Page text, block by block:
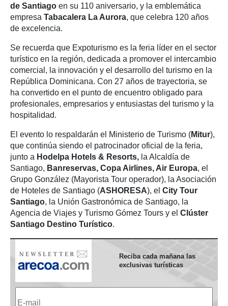
de Santiago en su 110 aniversario, y la emblemática
empresa Tabacalera La Aurora, que celebra 120 años
de excelencia.
Se recuerda que Expoturismo es la feria líder en el sector
turístico en la región, dedicada a promover el intercambio
comercial, la innovación y el desarrollo del turismo en la
República Dominicana. Con 27 años de trayectoria, se
ha convertido en el punto de encuentro obligado para
profesionales, empresarios y entusiastas del turismo y la
hospitalidad.
El evento lo respaldarán el Ministerio de Turismo (Mitur),
que continúa siendo el patrocinador oficial de la feria,
junto a Hodelpa Hotels & Resorts, la Alcaldía de
Santiago, Banreservas, Copa Airlines, Air Europa, el
Grupo González (Mayorista Tour operador), la Asociación
de Hoteles de Santiago (ASHORESA), el City Tour
Santiago, la Unión Gastronómica de Santiago, la
Agencia de Viajes y Turismo Gómez Tours y el Clúster
Santiago Destino Turístico.
Reciba cada mañana las
exclusivas turísticas